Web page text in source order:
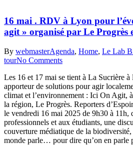
16 mai . RDV à Lyon pour
agit » organisé par Le Progrès
By webmasterAgenda, Home, Le Lab
tourNo Comments
Les 16 et 17 mai se tient à La Sucrière
apporteur de solutions pour agir
climat et l’environnement : Ici On Agit,
la région, Le Progrès. Reporters
le vendredi 16 mai 2025 de 9h30 à 11h,
professionnels et aux étudiants, une
couverture médiatique de la
monde parle… pour dire qu’on en parle